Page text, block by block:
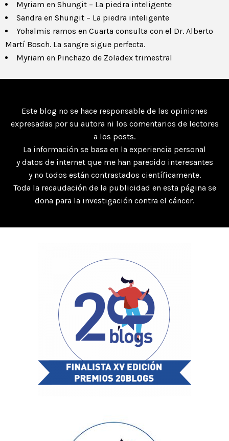
Myriam en Shungit – La piedra inteligente
Sandra en Shungit – La piedra inteligente
Yohalmis ramos en Cuarta consulta con el Dr. Alberto
Martí Bosch. La sangre sigue perfecta.
Myriam en Pinchazo de Zoladex trimestral
Este blog no se hace responsable de las opiniones
expresadas por su autora ni los comentarios de lectores
a los posts.
La información se basa en la experiencia personal
y datos de internet que me han parecido interesantes
y no todos están contrastados científicamente.
Toda la recaudación de la publicidad en esta página se
dona para la investigación contra el cáncer.